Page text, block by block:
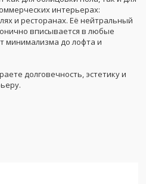
интерьерах:
и ресторанах. Её нейтральный
вписывается в любые
минимализма до лофта и
долговечность, эстетику и